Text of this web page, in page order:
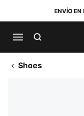
ENVÍO
Shoes